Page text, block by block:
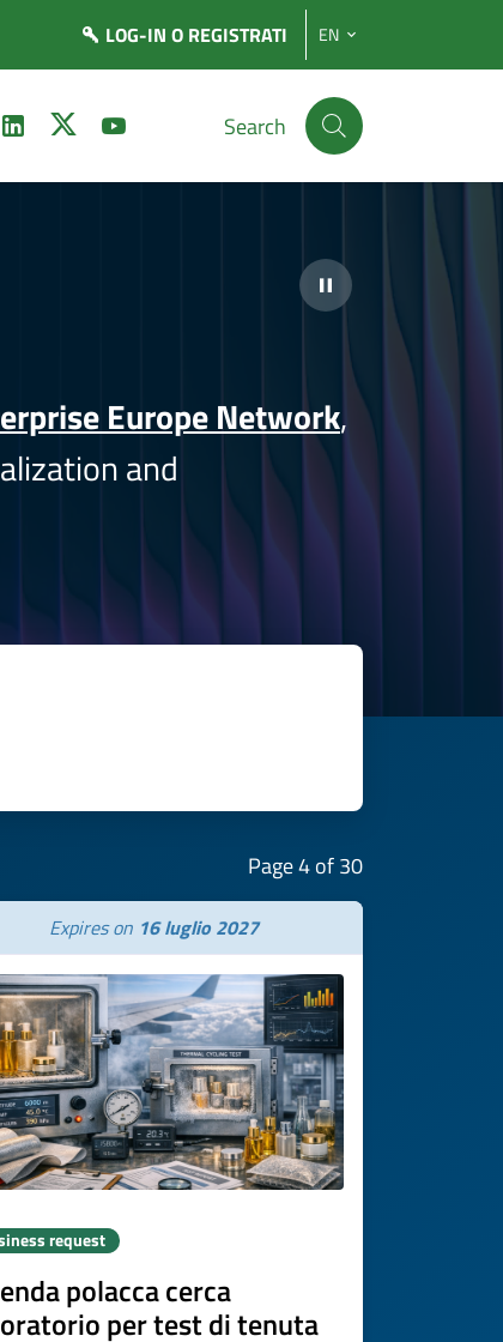
LOG-IN O REGISTRATI EN
Search
Europe Network,
and
Page 4 of 30
Expires on 16 luglio 2027
request
polacca cerca
per test di tenuta